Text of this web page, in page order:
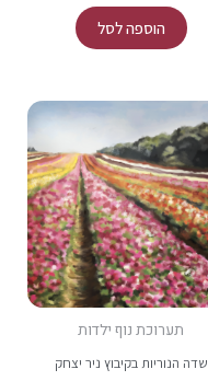
הוספה לסל
תערוכת נוף ילדות
שדה הנוריות בקיבוץ ניר יצחק